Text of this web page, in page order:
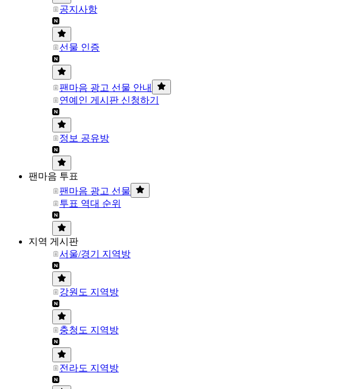
공지사항
선물 인증
팬마음 광고 선물 안내
연예인 게시판 신청하기
정보 공유방
팬마음 투표
팬마음 광고 선물
투표 역대 순위
지역 게시판
서울/경기 지역방
강원도 지역방
충청도 지역방
전라도 지역방